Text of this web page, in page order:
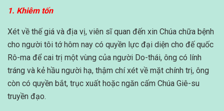
1. Khiêm tốn
Xét về thế giá và địa vị, viên sĩ quan đến xin Chúa chữa bệnh
cho người tôi tớ hôm nay có quyền lực đại diện cho đế quốc
Rô-ma để cai trị một vùng của người Do-thái, ông có lính
tráng và kẻ hầu người hạ, thậm chí xét về mặt chính trị, ông
còn có quyền bắt, trục xuất hoặc ngăn cấm Chúa Giê-su
truyền đạo.